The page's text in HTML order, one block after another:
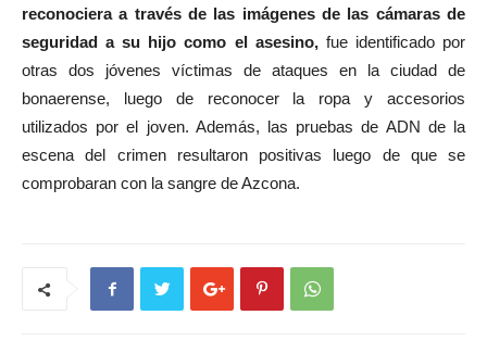
reconociera a través de las imágenes de las cámaras de
seguridad a su hijo como el asesino,fue identificado por
otras dos jóvenes víctimas de ataques en la ciudad de
bonaerense, luego de reconocer la ropa y accesorios
utilizados por el joven. Además, las pruebas de ADN de la
escena del crimen resultaron positivas luego de que se
comprobaran con la sangre de Azcona.